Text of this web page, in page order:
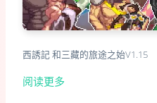
西誘記 和三藏的旅途之始V1.15
阅读更多